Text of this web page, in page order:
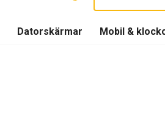
Datorskärmar Mobil &